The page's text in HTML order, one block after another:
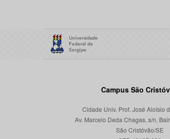
Campus São
Cidade Univ. Prof. José Aloísio
Av. Marcelo Deda Chagas, s/n,
São Cristóvão/SE